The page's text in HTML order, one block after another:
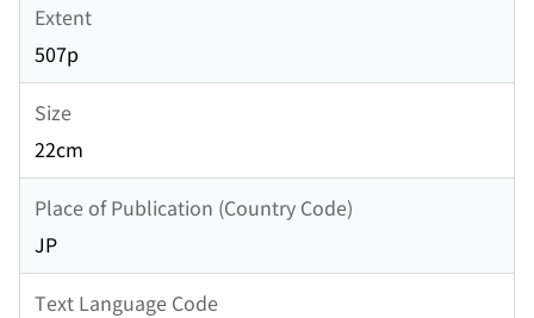
Extent
507p
Size
22cm
Place of Publication (Country Code)
JP
Text Language Code